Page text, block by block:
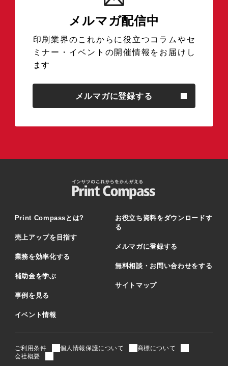
メルマガ配信中
印刷業界のこれからに役立つコラムやセ
ミナー・イベントの開催情報をお届けし
ます
メルマガに登録する
Print Compassとは?
売上アップを目指す
業務を効率化する
補助金を学ぶ
事例を見る
イベント情報
お役立ち資料をダウンロードす
る
メルマガに登録する
無料相談・お問い合わせをする
サイトマップ
ご利用条件別ウィンドウで開く
個人情報保護について 別ウィンドウで開く
商標について
会社概要